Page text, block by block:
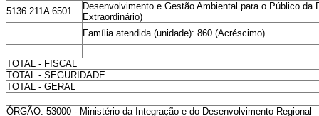
5136 211A 6501
Desenvolvimento e Gestão Ambiental para o Público da
Extraordinário)
Família atendida (unidade): 860 (Acréscimo)
TOTAL - FISCAL
TOTAL - SEGURIDADE
TOTAL - GERAL
ÓRGÃO: 53000 - Ministério da Integração e do Desenvolvimento Regional